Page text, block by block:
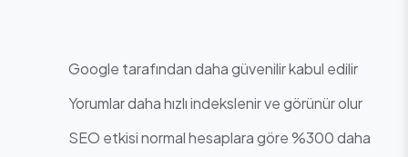
Google tarafından daha güvenilir kabul edilir
Yorumlar daha hızlı indekslenir ve görünür olur
SEO etkisi normal hesaplara göre %300 daha